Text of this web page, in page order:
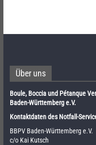
Über uns
Boule, Boccia und Pétanque
Baden-Württemberg e.V.
Kontaktdaten des Notfall-
BBPV Baden-Württemberg e.V.
c/o Kai Kutsch